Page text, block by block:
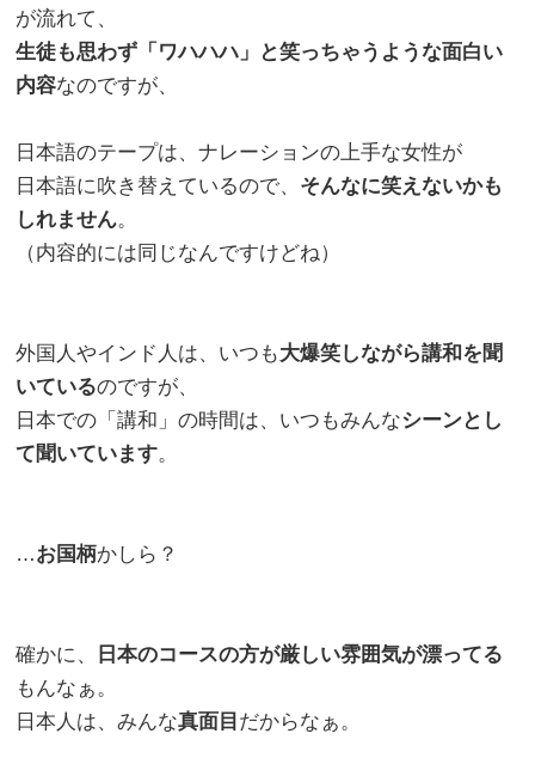
が流れて、
生徒も思わず「ワハハハ」と笑っちゃうような面白い
内容なのですが、
日本語のテープは、ナレーションの上手な女性が
日本語に吹き替えているので、 そんなに笑えないかも
しれません。
（内容的には同じなんですけどね）
外国人やインド人は、いつも大爆笑しながら講和を聞
いているのですが、
日本での「講和」の時間は、いつもみんなシーンとし
て聞いています。
…お国柄かしら？
確かに、
日本のコースの方が厳しい雰囲気が漂ってる
もんなぁ。
日本人は、みんな真面目 だからなぁ。